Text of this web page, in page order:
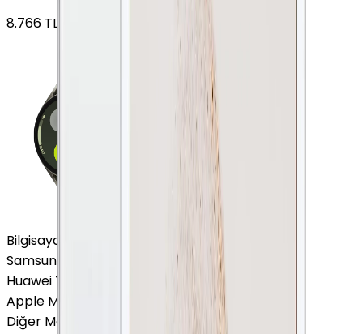
8.766 TL'den
Bilgisayar / Tablet
Samsung Tablet
Huawei Tablet
Apple Macbook
Diğer Markalar